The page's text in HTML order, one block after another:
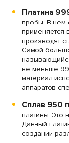
Платина
пробы. В нем
применяется
производят
Самой
не меньше
материал
аппаратов
Сплав 950
платины. Это
Данный
создании